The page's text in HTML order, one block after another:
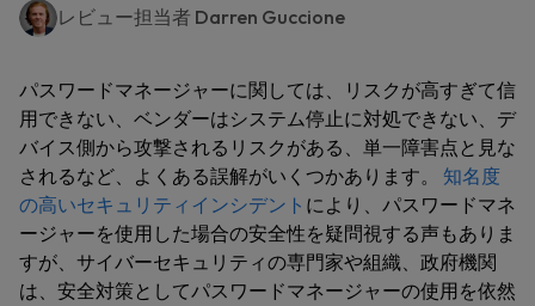
レビュー担当者 Darren Guccione
パスワードマネージャーに関しては、リスクが高すぎて信
用できない、ベンダーはシステム停止に対処できない、デ
バイス側から攻撃されるリスクがある、単一障害点と見な
されるなど、よくある誤解がいくつかあります。 知名度
の高いセキュリティインシデント により、パスワードマネ
ージャーを使用した場合の安全性を疑問視する声もありま
すが、サイバーセキュリティの専門家や組織、政府機関
は、安全対策としてパスワードマネージャーの使用を依然